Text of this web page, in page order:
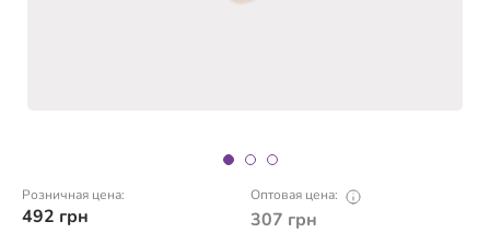
Розничная цена:
492 грн
Оптовая цена:
307 грн